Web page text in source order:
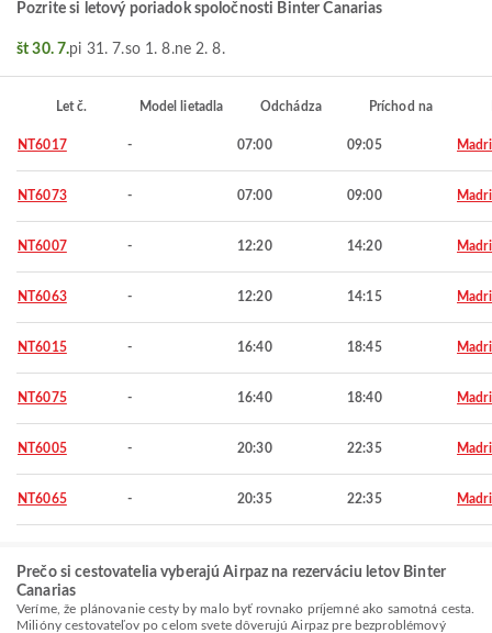
Pozrite si letový poriadok spoločnosti Binter Canarias
št 30. 7.pi 31. 7.so 1. 8.ne 2. 8.
Let č. Model lietadla Odchádza Príchod na
NT6017 - 07:00 09:05
NT6073 - 07:00 09:00
NT6007 - 12:20 14:20
NT6063 - 12:20 14:15
NT6015 - 16:40 18:45
NT6075 - 16:40 18:40
NT6005 - 20:30 22:35
NT6065 - 20:35 22:35
Prečo si cestovatelia vyberajú Airpaz na rezerváciu letov Binter
Canarias
Veríme, že plánovanie cesty by malo byť rovnako príjemné ako samotná cesta.
Milióny cestovateľov po celom svete dôverujú Airpaz pre bezproblémový